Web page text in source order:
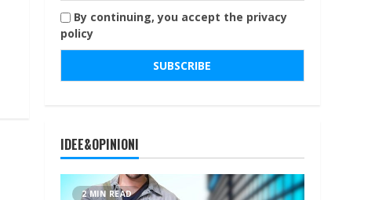
By continuing, you accept the privacy
policy
IDEE&OPINIONI
2 MIN READ